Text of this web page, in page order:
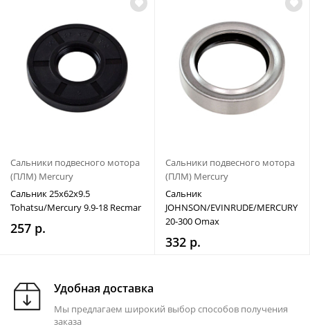
Сальники подвесного мотора
(ПЛМ) Mercury
Сальник 25x62x9.5
Tohatsu/Mercury 9.9-18 Recmar
257 р.
Сальники подвесного мотора
(ПЛМ) Mercury
Сальник
JOHNSON/EVINRUDE/MERCURY
20-300 Omax
332 р.
Удобная доставка
Мы предлагаем широкий выбор способов получения
заказа